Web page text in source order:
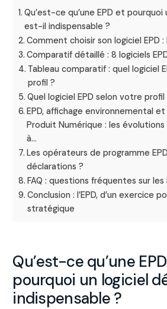
Qu’est-ce qu’une EPD et pourquoi
est-il indispensable ?
Comment choisir son logiciel EPD
Comparatif détaillé : 8 logiciels
Tableau comparatif : quel logiciel
profil ?
Quel logiciel EPD selon votre profil
EPD, affichage environnemental
Produit Numérique : les
à…
Les opérateurs de programme
déclarations ?
FAQ : questions fréquentes sur les
Conclusion : l’EPD, d’un exercice
stratégique
Qu’est-ce qu’une
pourquoi un logiciel
indispensable ?